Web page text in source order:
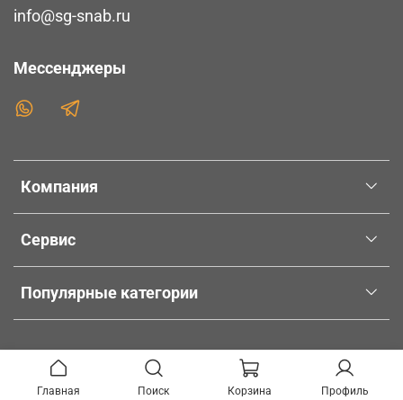
Компания
Сервис
Популярные категории
info@sg-snab.ru
Мессенджеры
Главная Поиск Корзина Профиль